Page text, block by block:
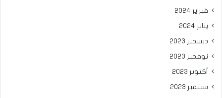
فبراير 2024
يناير 2024
ديسمبر 2023
نوفمبر 2023
أكتوبر 2023
سبتمبر 2023